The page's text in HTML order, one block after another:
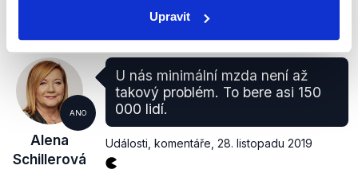
Upravit
zobrazit celé odůvodnění
ANO
Alena
Schillerová
U nás minimální mzda není až
takový problém. To bere asi 150
000 lidí.
Události, komentáře 28. listopadu 2019